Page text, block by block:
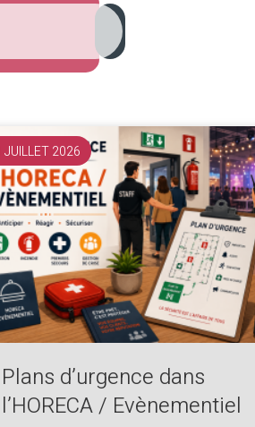
Plans d’urgence dans
l’HORECA / Evènementiel
JUILLET 2026